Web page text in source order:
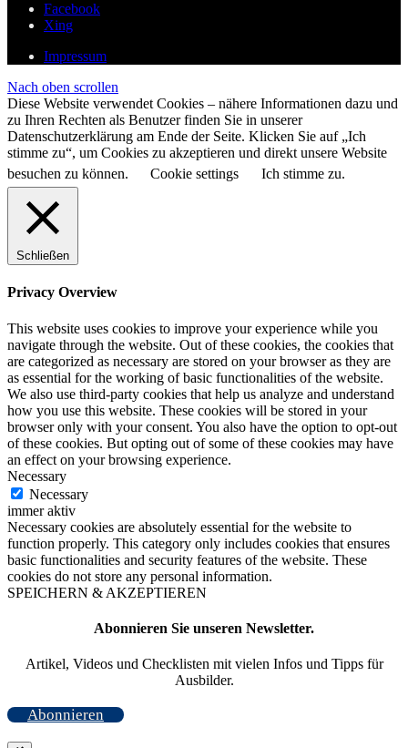
Facebook
Xing
Impressum
Nach oben scrollen
Diese Website verwendet Cookies – nähere Informationen dazu und
zu Ihren Rechten als Benutzer finden Sie in unserer
Datenschutzerklärung am Ende der Seite. Klicken Sie auf „Ich
stimme zu“, um Cookies zu akzeptieren und direkt unsere Website
besuchen zu können.
Cookie settings Ich stimme zu.
Schließen
Privacy Overview
This website uses cookies to improve your experience while you
navigate through the website. Out of these cookies, the cookies that
are categorized as necessary are stored on your browser as they are
as essential for the working of basic functionalities of the website.
We also use third-party cookies that help us analyze and understand
how you use this website. These cookies will be stored in your
browser only with your consent. You also have the option to opt-out
of these cookies. But opting out of some of these cookies may have
an effect on your browsing experience.
Necessary
Necessary
immer aktiv
Necessary cookies are absolutely essential for the website to
function properly. This category only includes cookies that ensures
basic functionalities and security features of the website. These
cookies do not store any personal information.
SPEICHERN & AKZEPTIEREN
Abonnieren Sie unseren Newsletter.
Artikel, Videos und Checklisten mit vielen Infos und Tipps für
Ausbilder.
Abonnieren